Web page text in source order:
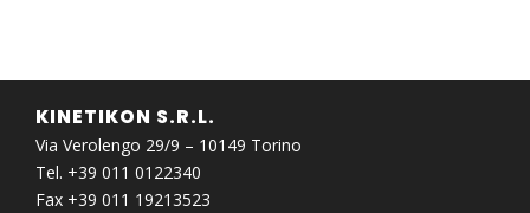
KINETIKON S.R.L.
Via Verolengo 29/9 – 10149 Torino
Tel. +39 011 0122340
Fax +39 011 19213523